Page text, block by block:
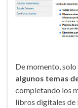
De momento,
algunos temas
completando los
libros digitales de